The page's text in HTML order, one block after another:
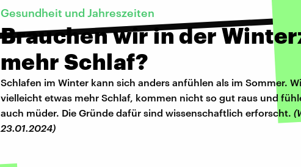
Gesundheit und Jahreszeiten
Brauchen wir in der
mehr Schlaf?
Schlafen im Winter kann sich anders anfühlen als im Sommer.
vielleicht etwas mehr Schlaf, kommen nicht so gut raus und
auch müder. Die Gründe dafür sind wissenschaftlich erforscht.
23.01.2024)